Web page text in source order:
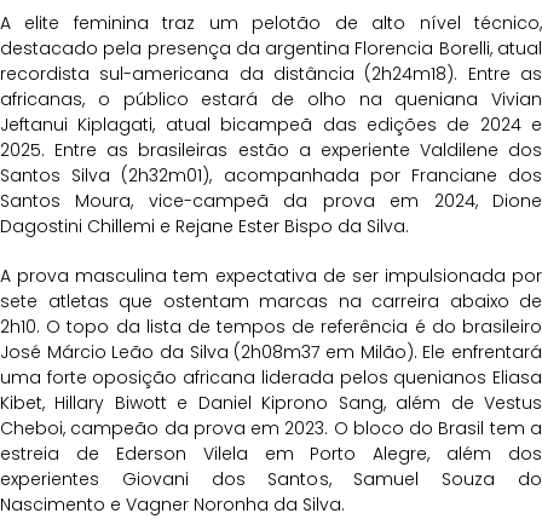
A elite feminina traz um pelotão de alto nível técnico,
destacado pela presença da argentina Florencia Borelli, atual
recordista sul-americana da distância (2h24m18). Entre as
africanas, o público estará de olho na queniana Vivian
Jeftanui Kiplagati, atual bicampeã das edições de 2024 e
2025. Entre as brasileiras estão a experiente Valdilene dos
Santos Silva (2h32m01), acompanhada por Franciane dos
Santos Moura, vice-campeã da prova em 2024, Dione
Dagostini Chillemi e Rejane Ester Bispo da Silva.
A prova masculina tem expectativa de ser impulsionada por
sete atletas que ostentam marcas na carreira abaixo de
2h10. O topo da lista de tempos de referência é do brasileiro
José Márcio Leão da Silva (2h08m37 em Milão). Ele enfrentará
uma forte oposição africana liderada pelos quenianos Eliasa
Kibet, Hillary Biwott e Daniel Kiprono Sang, além de Vestus
Cheboi, campeão da prova em 2023. O bloco do Brasil tem a
estreia de Ederson Vilela em Porto Alegre, além dos
experientes Giovani dos Santos, Samuel Souza do
Nascimento e Vagner Noronha da Silva.